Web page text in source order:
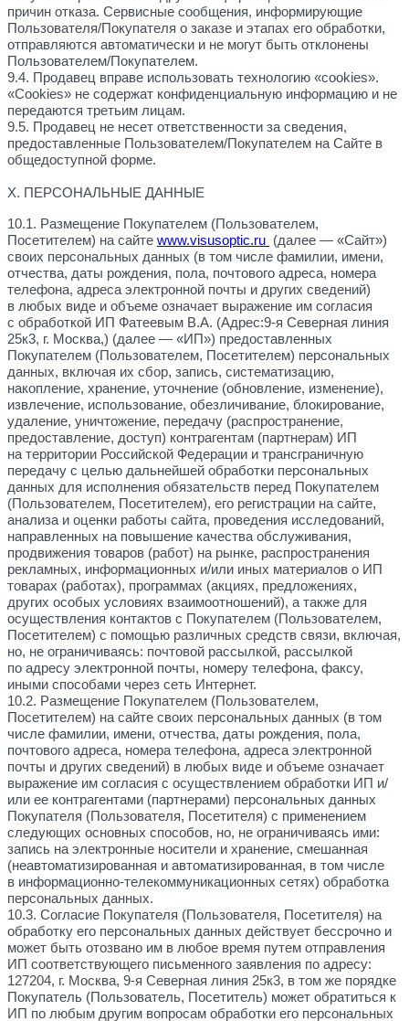
причин отказа. Сервисные сообщения, информирующие
Пользователя/Покупателя о заказе и этапах его обработки,
отправляются автоматически и не могут быть отклонены
Пользователем/Покупателем.
9.4. Продавец вправе использовать технологию «cookies».
«Cookies» не содержат конфиденциальную информацию и не
передаются третьим лицам.
9.5. Продавец не несет ответственности за сведения,
предоставленные Пользователем/Покупателем на Сайте в
общедоступной форме.
X. ПЕРСОНАЛЬНЫЕ ДАННЫЕ
10.1. Размещение Покупателем (Пользователем,
Посетителем) на сайте www.visusoptic.ru (далее — «Сайт»)
своих персональных данных (в том числе фамилии, имени,
отчества, даты рождения, пола, почтового адреса, номера
телефона, адреса электронной почты и других сведений)
в любых виде и объеме означает выражение им согласия
с обработкой ИП Фатеевым В.А. (Адрес:9-я Северная линия
25к3, г. Москва,) (далее — «ИП») предоставленных
Покупателем (Пользователем, Посетителем) персональных
данных, включая их сбор, запись, систематизацию,
накопление, хранение, уточнение (обновление, изменение),
извлечение, использование, обезличивание, блокирование,
удаление, уничтожение, передачу (распространение,
предоставление, доступ) контрагентам (партнерам) ИП
на территории Российской Федерации и трансграничную
передачу с целью дальнейшей обработки персональных
данных для исполнения обязательств перед Покупателем
(Пользователем, Посетителем), его регистрации на сайте,
анализа и оценки работы сайта, проведения исследований,
направленных на повышение качества обслуживания,
продвижения товаров (работ) на рынке, распространения
рекламных, информационных и/или иных материалов о ИП
товарах (работах), программах (акциях, предложениях,
других особых условиях взаимоотношений), а также для
осуществления контактов с Покупателем (Пользователем,
Посетителем) с помощью различных средств связи, включая,
но, не ограничиваясь: почтовой рассылкой, рассылкой
по адресу электронной почты, номеру телефона, факсу,
иными способами через сеть Интернет.
10.2. Размещение Покупателем (Пользователем,
Посетителем) на сайте своих персональных данных (в том
числе фамилии, имени, отчества, даты рождения, пола,
почтового адреса, номера телефона, адреса электронной
почты и других сведений) в любых виде и объеме означает
выражение им согласия с осуществлением обработки ИП и/
или ее контрагентами (партнерами) персональных данных
Покупателя (Пользователя, Посетителя) с применением
следующих основных способов, но, не ограничиваясь ими:
запись на электронные носители и хранение, смешанная
(неавтоматизированная и автоматизированная, в том числе
в информационно-телекоммуникационных сетях) обработка
персональных данных.
10.3. Согласие Покупателя (Пользователя, Посетителя) на
обработку его персональных данных действует бессрочно и
может быть отозвано им в любое время путем отправления
ИП соответствующего письменного заявления по адресу:
127204, г. Москва, 9-я Северная линия 25к3, в том же порядке
Покупатель (Пользователь, Посетитель) может обратиться к
ИП по любым другим вопросам обработки его персональных